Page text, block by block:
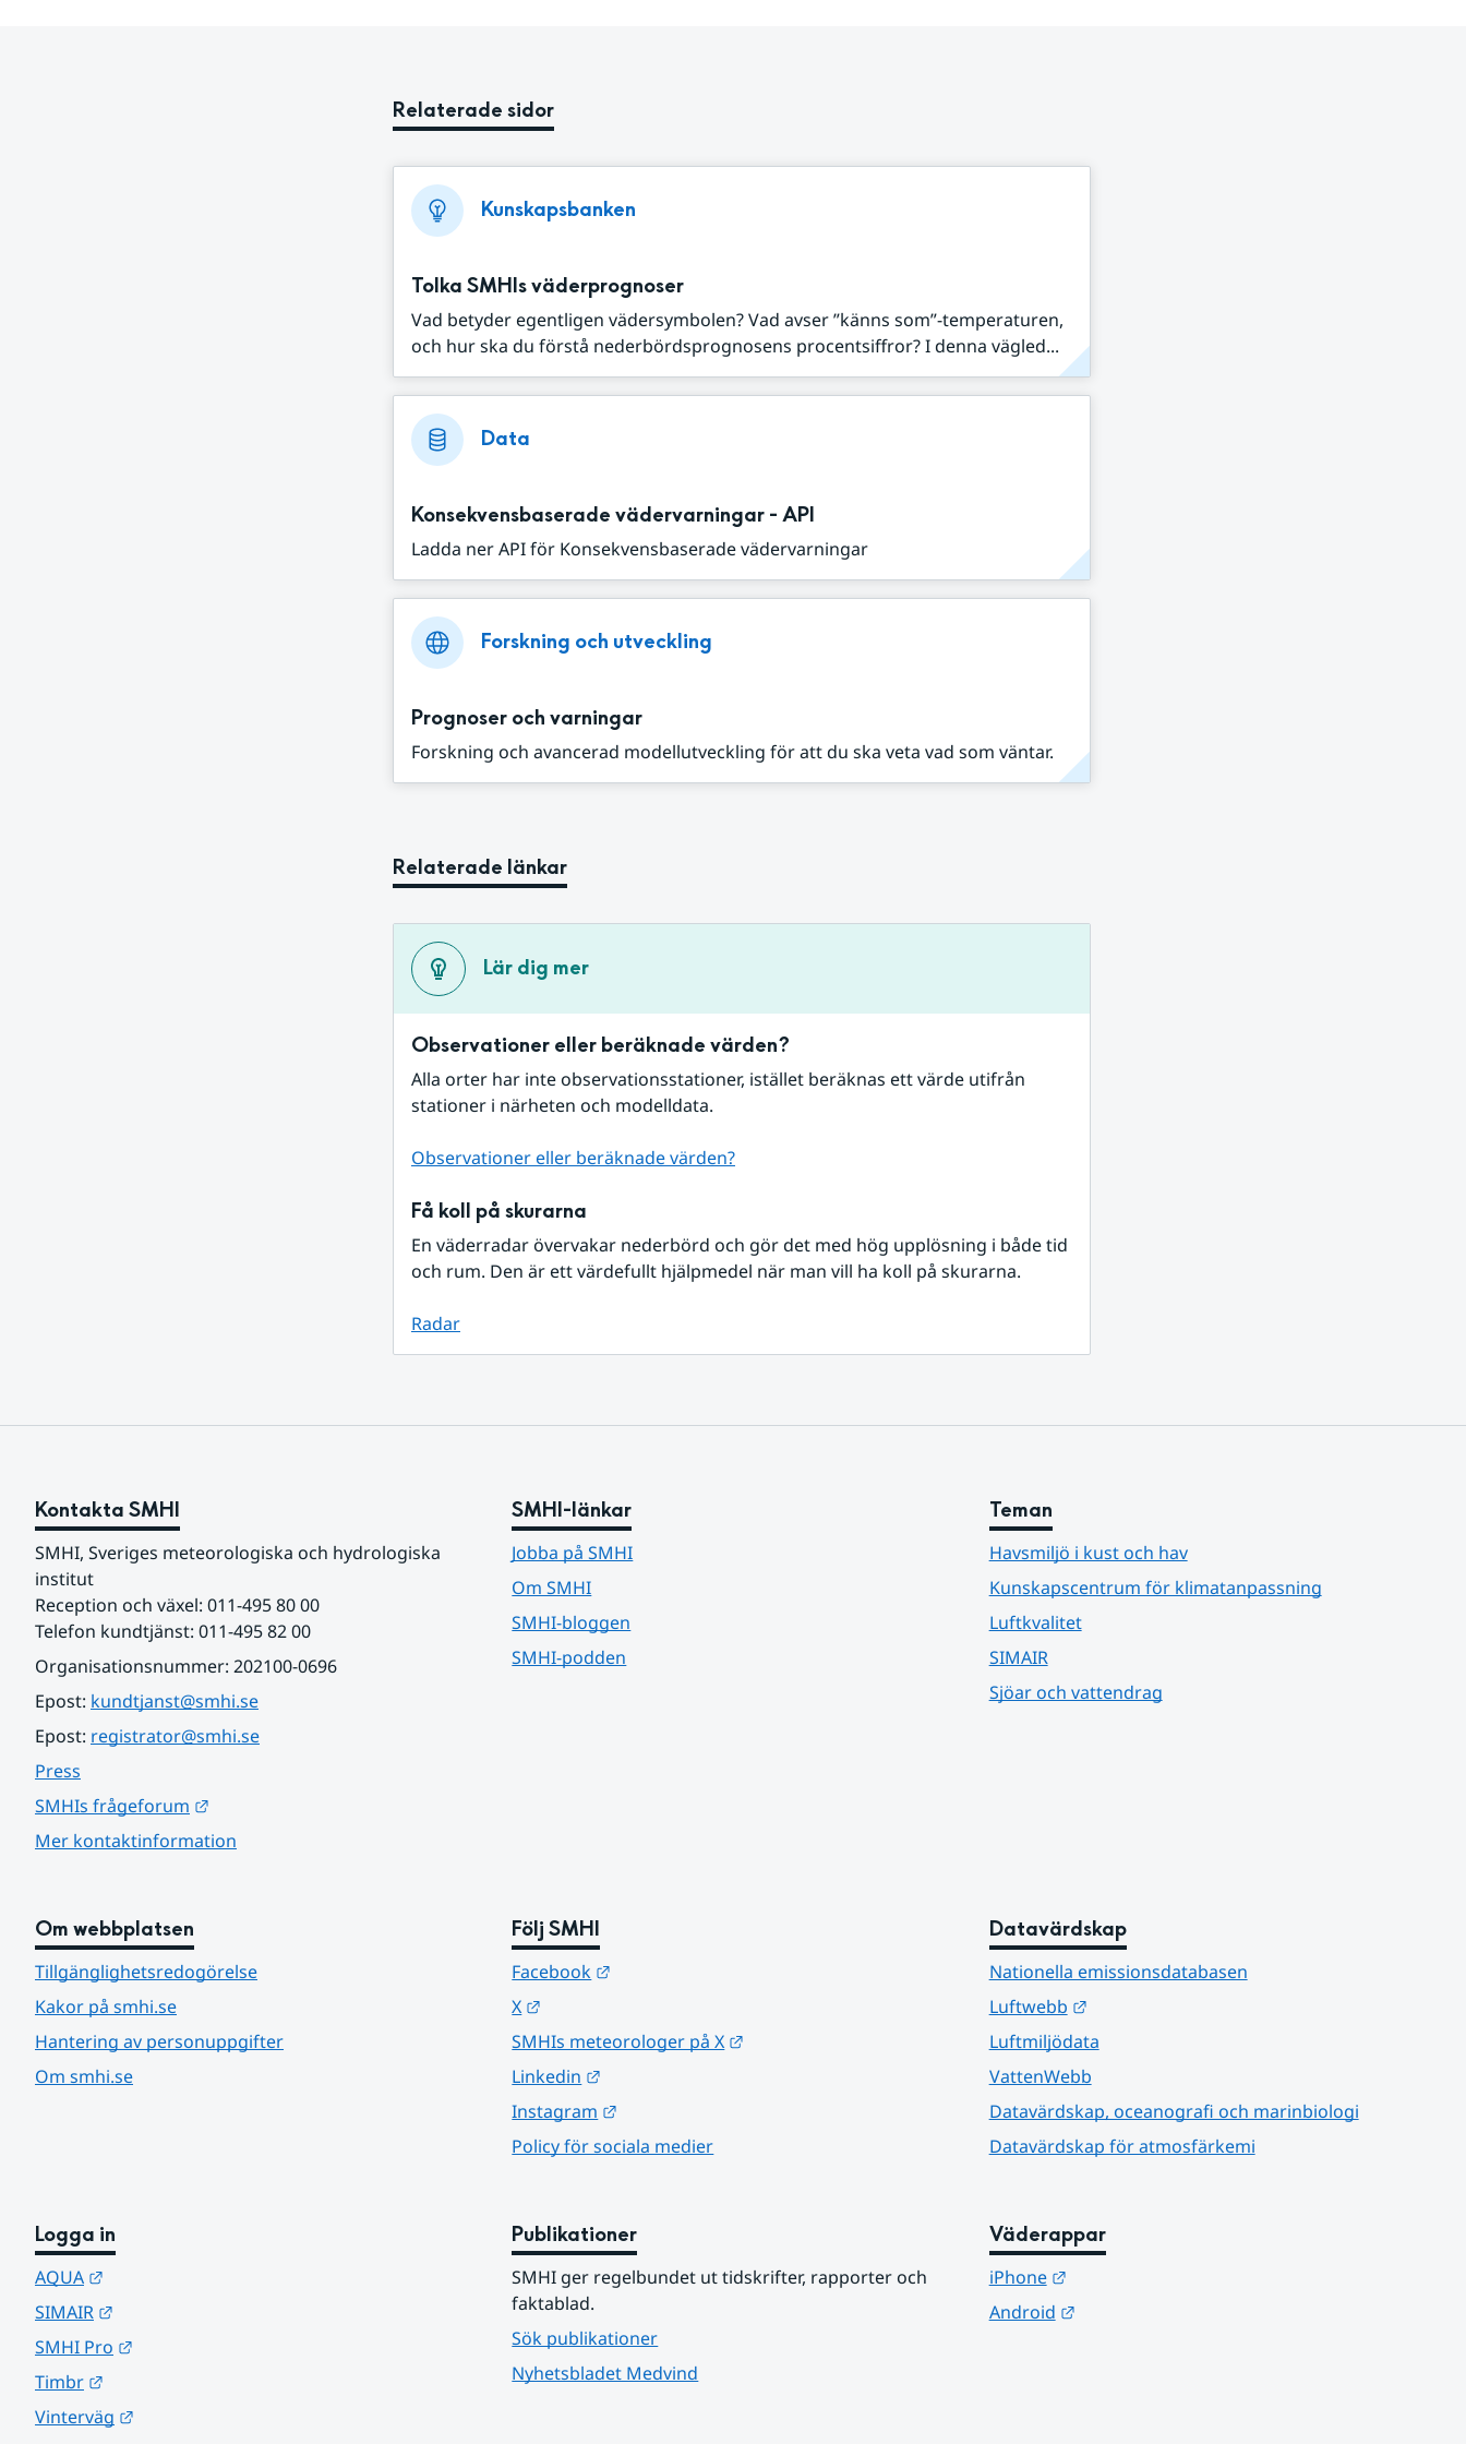
Relaterade sidor
Kunskapsbanken
Tolka SMHIs väderprognoser
Vad betyder egentligen vädersymbolen? Vad avser ”känns som”-temperaturen,
och hur ska du förstå nederbördsprognosens procentsiffror? I denna vägled...
Data
Konsekvensbaserade vädervarningar - API
Ladda ner API för Konsekvensbaserade vädervarningar
Forskning och utveckling
Prognoser och varningar
Forskning och avancerad modellutveckling för att du ska veta vad som väntar.
Relaterade länkar
Lär dig mer
Observationer eller beräknade värden?
Alla orter har inte observationsstationer, istället beräknas ett värde utifrån
stationer i närheten och modelldata.
Observationer eller beräknade värden?
Få koll på skurarna
En väderradar övervakar nederbörd och gör det med hög upplösning i både tid
och rum. Den är ett värdefullt hjälpmedel när man vill ha koll på skurarna.
Radar
Kontakta SMHI
SMHI, Sveriges meteorologiska och hydrologiska
institut
Reception och växel: 011-495 80 00
Telefon kundtjänst: 011-495 82 00
Organisationsnummer: 202100-0696
Epost: kundtjanst@smhi.se
Epost: registrator@smhi.se
Press
SMHIs frågeforum
Mer kontaktinformation
SMHI-länkar
Jobba på SMHI
Om SMHI
SMHI-bloggen
SMHI-podden
Teman
Havsmiljö i kust och hav
Kunskapscentrum för klimatanpassning
Luftkvalitet
SIMAIR
Sjöar och vattendrag
Om webbplatsen
Tillgänglighetsredogörelse
Kakor på smhi.se
Hantering av personuppgifter
Om smhi.se
Följ SMHI
Facebook
X
SMHIs meteorologer på X
Linkedin
Instagram
Policy för sociala medier
Datavärdskap
Nationella emissionsdatabasen
Luftwebb
Länk till annan webbplats.
Luftmiljödata
VattenWebb
Datavärdskap, oceanografi och marinbiologi
Datavärdskap för atmosfärkemi
Logga in
AQUA
SIMAIR
SMHI Pro
Timbr
Vinterväg
Publikationer
SMHI ger regelbundet ut tidskrifter, rapporter och
faktablad.
Sök publikationer
Nyhetsbladet Medvind
Väderappar
iPhone
Länk till annan webbplats.
Android
Länk till annan webbplats.